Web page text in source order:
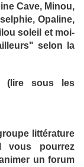
Cave, Minou,
Opaline,
soleil et moi-
selon la
(lire sous les
littérature
vous pourrez
un forum